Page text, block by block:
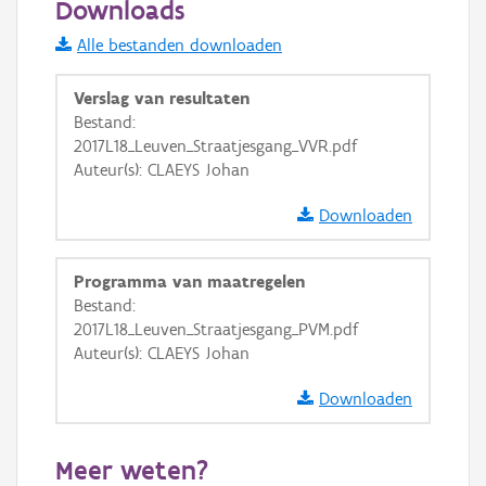
Informatie Vlaanderen
i
+ −
Basis Lagen
OSM-Basiskaart
GRB-Basiskaart
GRB-Basiskaart in grijswaarden
Downloads
Alle bestanden downloaden
Verslag van resultaten
Bestand:
2017L18_Leuven_Straatjesgang_VVR.pdf
Auteur(s): CLAEYS Johan
Downloaden
Programma van maatregelen
Bestand:
2017L18_Leuven_Straatjesgang_PVM.pdf
Auteur(s): CLAEYS Johan
Downloaden
Meer weten?